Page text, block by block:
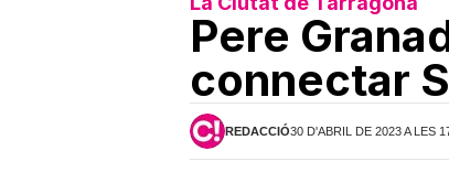
Pere
connectar
REDACCIÓ30 D'ABRIL DE 2023 A LES